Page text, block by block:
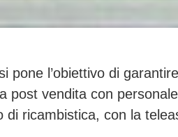
pone l’obiettivo di
post vendita con
di ricambistica, con la